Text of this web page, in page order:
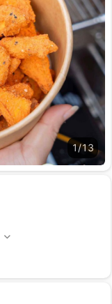
1/13